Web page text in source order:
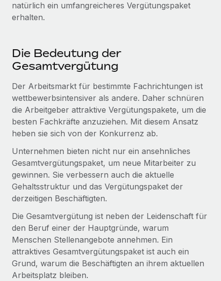
Wie Phiture 55 Mitarbeiter:innen in 19 Ländern
mit Remote verwaltet
Mehr erfahren
natürlich ein umfangreicheres Vergütungspaket
erhalten.
Die Bedeutung der
Gesamtvergütung
Der Arbeitsmarkt für bestimmte Fachrichtungen ist
wettbewerbsintensiver als andere. Daher schnüren
die Arbeitgeber attraktive Vergütungspakete, um die
besten Fachkräfte anzuziehen. Mit diesem Ansatz
heben sie sich von der Konkurrenz ab.
Unternehmen bieten nicht nur ein ansehnliches
Gesamtvergütungspaket, um neue Mitarbeiter zu
gewinnen. Sie verbessern auch die aktuelle
Gehaltsstruktur und das Vergütungspaket der
derzeitigen Beschäftigten.
Die Gesamtvergütung ist neben der Leidenschaft für
den Beruf einer der Hauptgründe, warum
Menschen Stellenangebote annehmen. Ein
attraktives Gesamtvergütungspaket ist auch ein
Grund, warum die Beschäftigten an ihrem aktuellen
Arbeitsplatz bleiben.